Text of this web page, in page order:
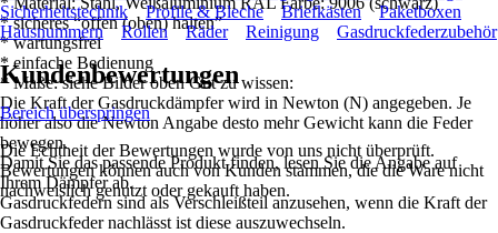
* sicheres “offen (oben) halten”
* wartungsfrei
* einfache Bedienung
* Maße: siehe Bilder oben Gut zu wissen:
Die Kraft der Gasdruckdämpfer wird in Newton (N) angegeben. Je
höher also die Newton Angabe desto mehr Gewicht kann die Feder
bewegen.
Damit Sie das passende Produkt finden, lesen Sie die Angabe auf
Ihrem Dämpfer ab.
Gasdruckfedern sind als Verschleißteil anzusehen, wenn die Kraft der
Gasdruckfeder nachlässt ist diese auszuwechseln.
Sicherheitstechnik
Profile & Bleche Briefkästen
Paketboxen
Hausnummern
Rollen Räder Reinigung Gasdruckfederzubehör
Kundenbewertungen
Bereich überspringen
Die Echtheit der Bewertungen wurde von uns nicht überprüft.
Bewertungen können auch von Kunden stammen, die die Ware nicht
nachweislich genutzt oder gekauft haben.